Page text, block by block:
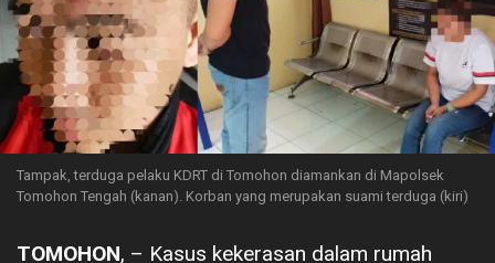
Tampak, terduga pelaku KDRT di Tomohon diamankan di Mapolsek
Tomohon Tengah (kanan). Korban yang merupakan suami terduga (kiri)
TOMOHON, – Kasus kekerasan dalam rumah